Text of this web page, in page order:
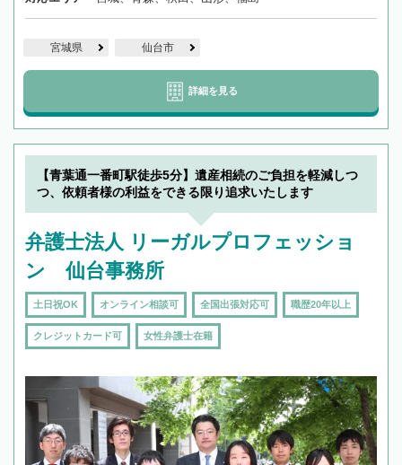
宮城県 仙台市
詳細を見る
【青葉通一番町駅徒歩5分】遺産相続のご負担を軽減しつ
つ、依頼者様の利益をできる限り追求いたします
弁護士法人 リーガルプロフェッショ
ン 仙台事務所
土日祝OK オンライン相談可 全国出張対応可 職歴20年以上
クレジットカード可 女性弁護士在籍